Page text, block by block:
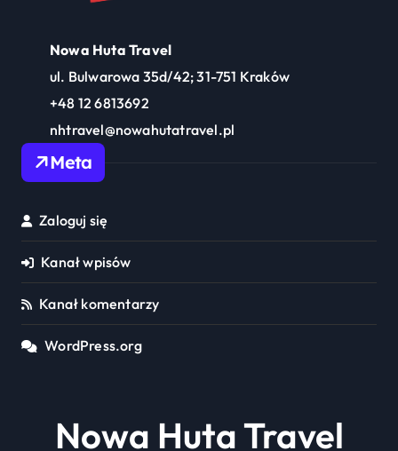
Nowa Huta Travel
ul. Bulwarowa 35d/42; 31-751 Kraków
+48 12 6813692
nhtravel@nowahutatravel.pl
Meta
Zaloguj się
Kanał wpisów
Kanał komentarzy
WordPress.org
Nowa Huta Travel